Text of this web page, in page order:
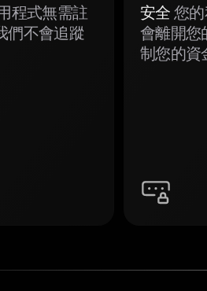
程式無需註
們不會追蹤
安全 您
會離開您
制您的資